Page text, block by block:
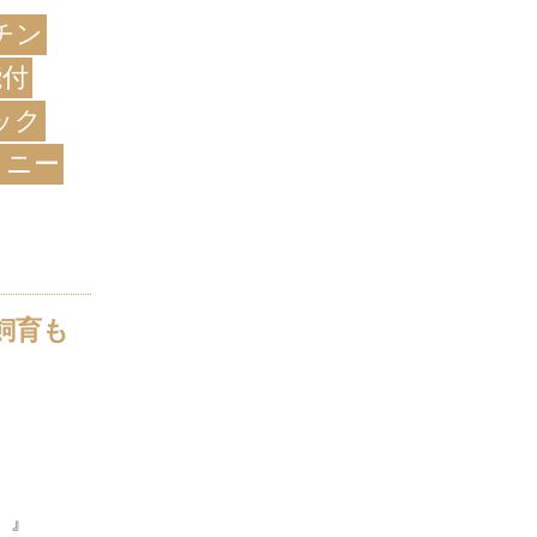
ン
ク
ー
育も